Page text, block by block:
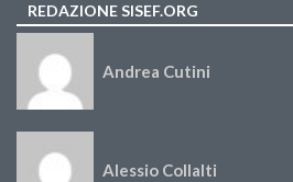
REDAZIONE SISEF.ORG
Andrea Cutini
Alessio Collalti